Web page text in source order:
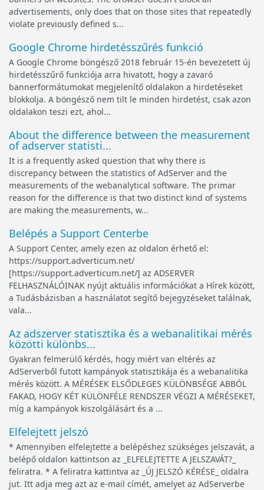
advertisements, only does that on those sites that repeatedly
violate previously defined s...
Google Chrome hirdetésszűrés funkció
A Google Chrome böngésző 2018 február 15-én bevezetett új
hirdetésszűrő funkciója arra hivatott, hogy a zavaró
bannerformátumokat megjelenítő oldalakon a hirdetéseket
blokkolja. A böngésző nem tilt le minden hirdetést, csak azon
oldalakon teszi ezt, ahol...
About the difference between the measurement
of adserver statisti...
It is a frequently asked question that why there is
discrepancy between the statistics of AdServer and the
measurements of the webanalytical software. The primar
reason for the difference is that two distinct kind of systems
are making the measurements, w...
Belépés a Support Centerbe
A Support Center, amely ezen az oldalon érhető el:
https://support.adverticum.net/
[https://support.adverticum.net/] az ADSERVER
FELHASZNÁLÓINAK nyújt aktuális információkat a Hírek között,
a Tudásbázisban a használatot segítő bejegyzéseket találnak,
vala...
Az adszerver statisztika és a webanalitikai mérés
közötti különbs...
Gyakran felmerülő kérdés, hogy miért van eltérés az
AdServerből futott kampányok statisztikája és a webanalitika
mérés között. A MÉRÉSEK ELSŐDLEGES KÜLÖNBSÉGE ABBÓL
FAKAD, HOGY KÉT KÜLÖNFÉLE RENDSZER VÉGZI A MÉRÉSEKET,
míg a kampányok kiszolgálásárt és a ...
Elfelejtett jelszó
* Amennyiben elfelejtette a belépéshez szükséges jelszavát, a
belépő oldalon kattintson az _ELFELEJTETTE A JELSZAVÁT?_
feliratra. * A feliratra kattintva az _ÚJ JELSZÓ KÉRÉSE_ oldalra
jut. Itt adja meg azt az e-mail címét, amelyet az AdServerbe